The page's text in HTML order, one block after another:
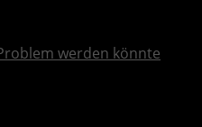
werden könnte